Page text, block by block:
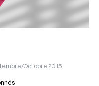
Octobre 2015